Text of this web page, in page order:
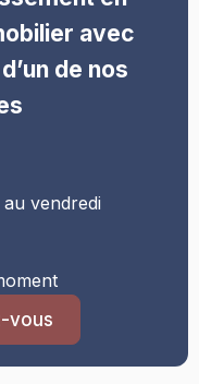
avec
de nos
vendredi
vous